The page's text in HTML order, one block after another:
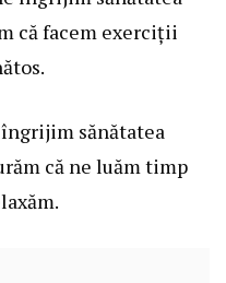
că facem exerciții
îngrijim sănătatea
că ne luăm timp